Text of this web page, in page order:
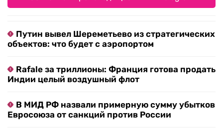
Путин вывел Шереметьево из стратегических
объектов: что будет с аэропортом
Rafale за триллионы: Франция готова продать
Индии целый воздушный флот
В МИД РФ назвали примерную сумму убытков
Евросоюза от санкций против России